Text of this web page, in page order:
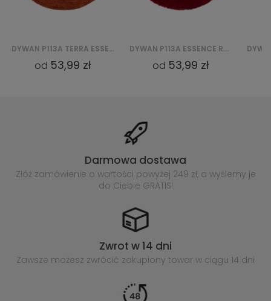
DYWAN P113A ESSENCE ROUND (KOŁO) - CZERWONY
od 53,99 zł
DYWAN P113A ESSENCE ROUND (KOŁO) - GRANATOWY
od 53,99 zł
Darmowa dostawa
Złóż zamówienie o wartości powyżej 249 zł, a wyślemy je
do Ciebie GRATIS!
Zwrot w 14 dni
Zawsze możesz zwrócić zakupiony towar w ciągu 14 dni